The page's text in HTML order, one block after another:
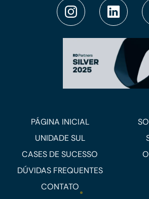
PÁGINA INICIAL
UNIDADE SUL
CASES DE SUCESSO
DÚVIDAS FREQUENTES
CONTATO